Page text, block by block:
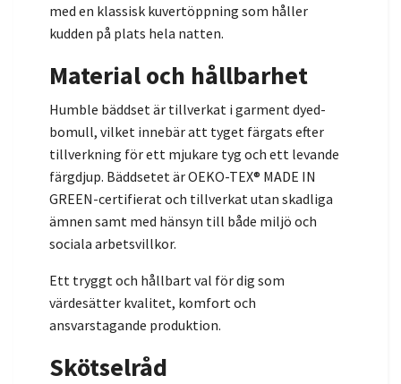
med en klassisk kuvertöppning som håller
kudden på plats hela natten.
Material och hållbarhet
Humble bäddset är tillverkat i garment dyed-
bomull, vilket innebär att tyget färgats efter
tillverkning för ett mjukare tyg och ett levande
färgdjup. Bäddsetet är OEKO-TEX® MADE IN
GREEN-certifierat och tillverkat utan skadliga
ämnen samt med hänsyn till både miljö och
sociala arbetsvillkor.
Ett tryggt och hållbart val för dig som
värdesätter kvalitet, komfort och
ansvarstagande produktion.
Skötselråd